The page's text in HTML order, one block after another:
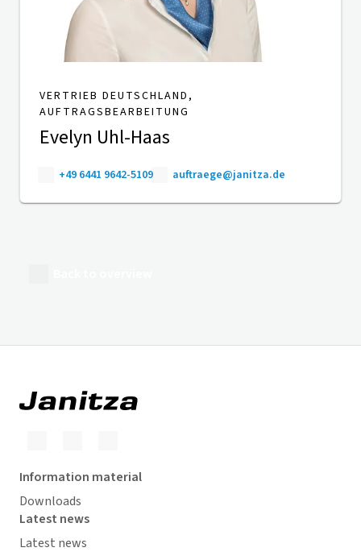
VERTRIEB DEUTSCHLAND,
AUFTRAGSBEARBEITUNG
Evelyn Uhl-Haas
+49 6441 9642-5109 auftraege@janitza.de
Information material
Downloads
Latest news
Latest news